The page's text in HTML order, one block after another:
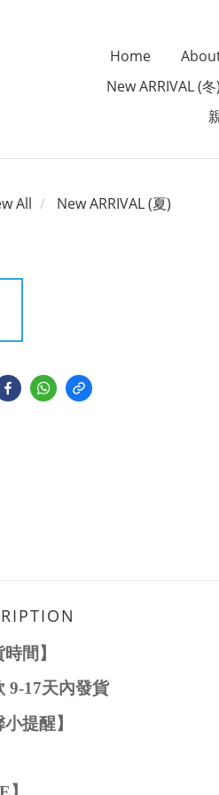
Home
New ARRIVAL (冬)
All New ARRIVAL (夏)
時間】
9-17天內發貨
小提醒】